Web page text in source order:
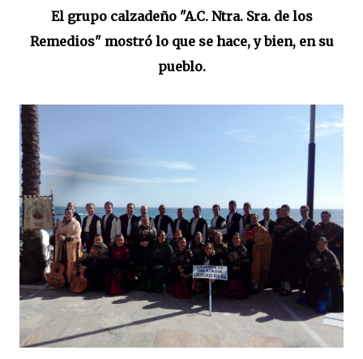
El grupo calzadeño "A.C. Ntra. Sra. de los
Remedios" mostró lo que se hace, y bien, en su
pueblo.